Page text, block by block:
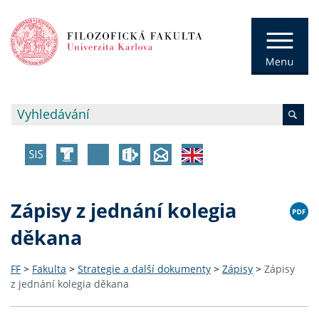
Zápisy z jednání kolegia
děkana
FF > Fakulta > Strategie a další dokumenty > Zápisy > Zápisy
z jednání kolegia děkana